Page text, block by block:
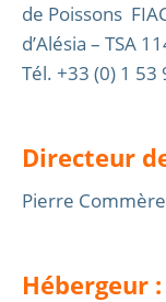
de Poissons
d’Alésia – TSA
Tél. +33 (0) 1 53
Directeur
Pierre Commère
Hébergeur :